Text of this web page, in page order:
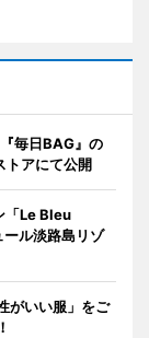
毎日BAG』の
トアにて公開
「Le Bleu
ル淡路島リゾ
がいい服」をご